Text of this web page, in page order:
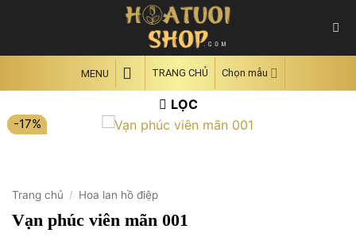
MENU TRANG CHỦ Chọn mẫu
LỌC
-17%
Trang chủ / Hoa lan hồ điệp
Vạn phúc viên mãn 001